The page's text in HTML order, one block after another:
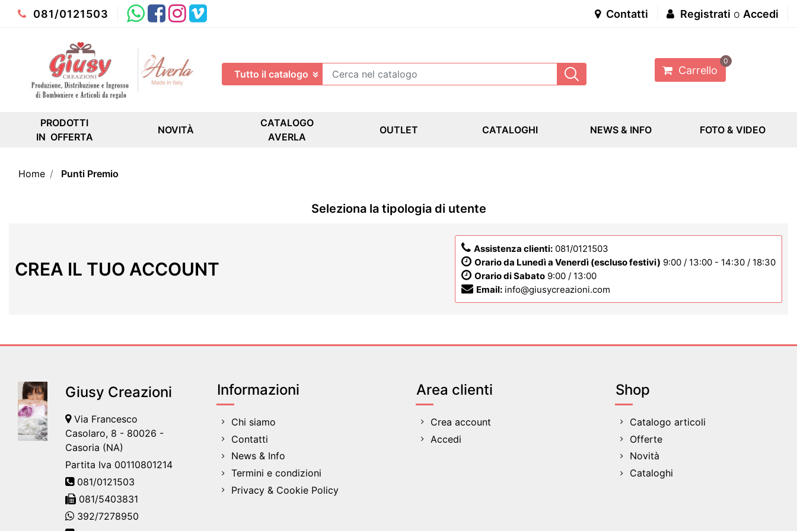
081/0121503 Whatsapp
FacebookInstagram
Youtube Contatti Registrati o Accedi
Carrello
0
PRODOTTI
IN OFFERTA
NOVITÀ
CATALOGO
AVERLA
OUTLET CATALOGHI NEWS & INFO FOTO & VIDEO
Home Punti Premio
Seleziona la tipologia di utente
CREA IL TUO ACCOUNT
Assistenza clienti: 081/0121503
Orario da Lunedì a Venerdì (escluso festivi) 9:00 / 13:00 - 14:30 / 18:30
Orario di Sabato 9:00 / 13:00
Email: info@giusycreazioni.com
Giusy Creazioni
Via Francesco
Casolaro, 8 - 80026 -
Casoria (NA)
Partita Iva 00110801214
081/0121503
081/5403831
392/7278950
Informazioni
Chi siamo
Contatti
News & Info
Termini e condizioni
Privacy & Cookie Policy
Area clienti
Crea account
Accedi
Shop
Catalogo articoli
Offerte
Novità
Cataloghi